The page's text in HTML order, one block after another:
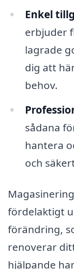
Enkel
erbjuder
lagrade
dig att
behov.
sådana
hantera
och
fördelaktigt
förändring,
renoverar
hjälpande